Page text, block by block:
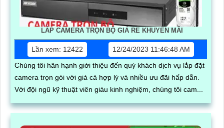
LẮP CAMERA TRỌN BỘ GIÁ RẺ KHUYẾN MÃI
Lần xem: 12422
12/24/2023 11:46:48 AM
Chúng tôi hân hạnh giới thiệu đến quý khách dịch vụ lắp đặt
camera trọn gói với giá cả hợp lý và nhiều ưu đãi hấp dẫn.
Với đội ngũ kỹ thuật viên giàu kinh nghiệm, chúng tôi cam...